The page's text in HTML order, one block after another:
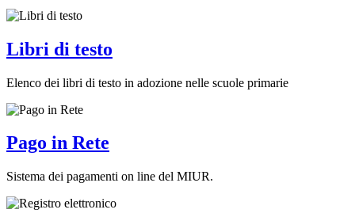
Libri di testo
Elenco dei libri di testo in adozione nelle scuole primarie
Pago in Rete
Sistema dei pagamenti on line del MIUR.